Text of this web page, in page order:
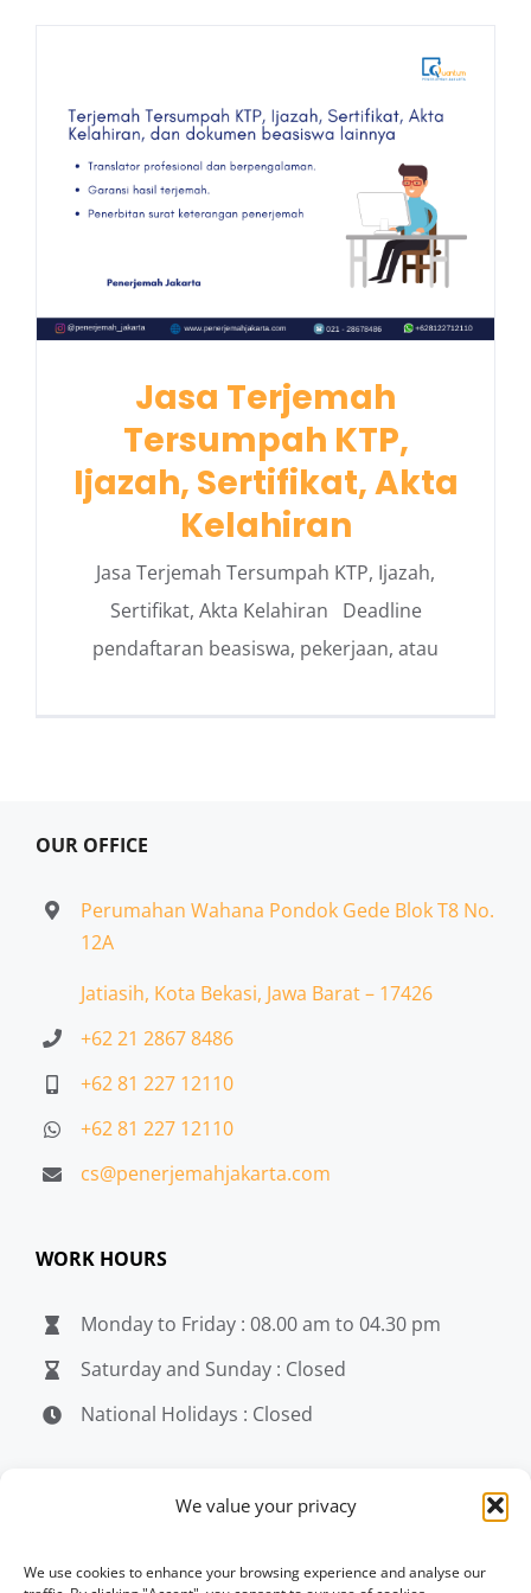
We value your privacy
We use cookies to enhance your browsing experience and analyse our
Jasa Terjemah
Tersumpah KTP,
Ijazah, Sertifikat, Akta
Kelahiran
Jasa Terjemah Tersumpah KTP, Ijazah,
Sertifikat, Akta Kelahiran Deadline
pendaftaran beasiswa, pekerjaan, atau
OUR OFFICE
Perumahan Wahana Pondok Gede Blok T8 No.
12A
Jatiasih, Kota Bekasi, Jawa Barat – 17426
+62 21 2867 8486
+62 81 227 12110
+62 81 227 12110
cs@penerjemahjakarta.com
WORK HOURS
Monday to Friday : 08.00 am to 04.30 pm
Saturday and Sunday : Closed
National Holidays : Closed
penerjemahjakarta.com